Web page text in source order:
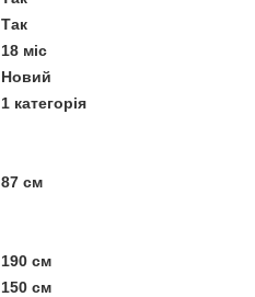
Так
18 міс
Новий
1 категорія
87 см
190 см
150 см